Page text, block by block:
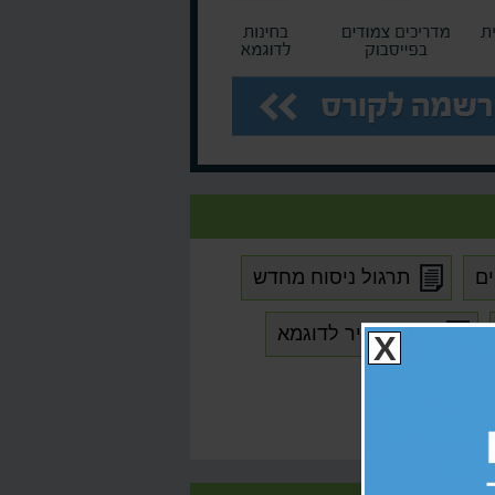
תרגול ניסוח מחדש
מבחן אמיר לדוגמא
X